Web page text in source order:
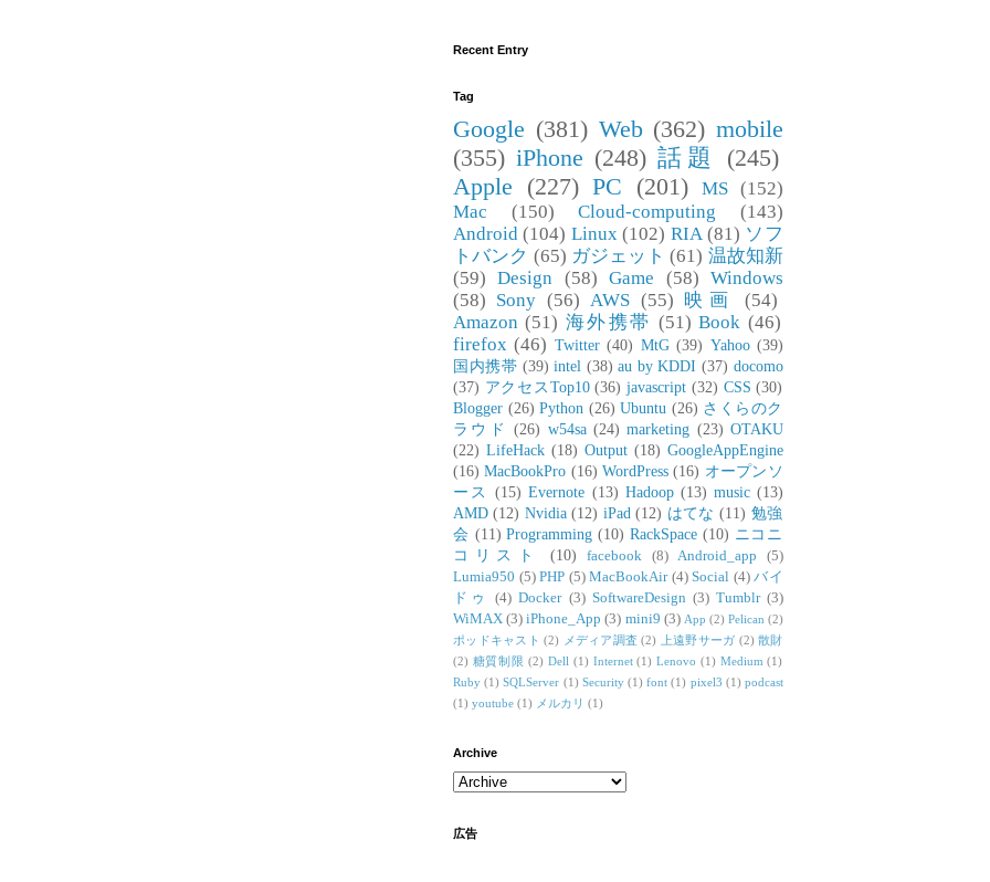
Recent Entry
Tag
Google (381) Web (362) mobile
(355) iPhone (248) 話題
(245)
Apple (227) PC (201) MS (152)
Mac
(150) Cloud-computing
(143)
Android (104) Linux (102) RIA (81) ソフ
トバンク (65) ガジェット (61) 温故知新
(59)
Design (58) Game (58) Windows
(58) Sony (56) AWS (55) 映画
(54)
Amazon (51) 海外携帯 (51) Book (46)
firefox (46) Twitter (40) MtG (39) Yahoo (39)
国内携帯 (39) intel (38) au by KDDI (37) docomo
(37) アクセスTop10 (36) javascript (32) CSS (30)
Blogger (26) Python (26) Ubuntu (26) さくらのク
ラウド
(26) w54sa (24) marketing (23) OTAKU
(22) LifeHack (18) Output (18) GoogleAppEngine
(16) MacBookPro (16) WordPress (16) オープンソ
ース
(15) Evernote (13) Hadoop (13) music (13)
AMD (12) Nvidia (12) iPad (12) はてな (11) 勉強
会 (11) Programming (10) RackSpace (10) ニコニ
コリスト
(10) facebook (8) Android_app
(5)
Lumia950 (5) PHP (5) MacBookAir (4) Social (4) バイ
ドゥ
(4) Docker (3) SoftwareDesign (3) Tumblr (3)
WiMAX (3) iPhone_App (3) mini9 (3) App (2) Pelican (2)
ポッドキャスト (2) メディア調査 (2) 上遠野サーガ (2) 散財
(2) 糖質制限 (2) Dell (1) Internet (1) Lenovo (1) Medium (1)
Ruby (1) SQLServer (1) Security (1) font (1) pixel3 (1) podcast
(1) youtube (1) メルカリ (1)
Archive
広告